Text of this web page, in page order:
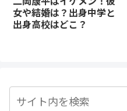
女や結婚は？出身中学と
出身高校はどこ？